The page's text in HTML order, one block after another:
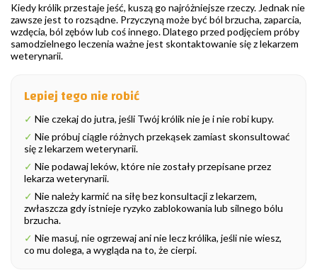
Kiedy królik przestaje jeść, kuszą go najróżniejsze rzeczy. Jednak nie
zawsze jest to rozsądne. Przyczyną może być ból brzucha, zaparcia,
wzdęcia, ból zębów lub coś innego. Dlatego przed podjęciem próby
samodzielnego leczenia ważne jest skontaktowanie się z lekarzem
weterynarii.
Lepiej tego nie robić
✓ Nie czekaj do jutra, jeśli Twój królik nie je i nie robi kupy.
✓ Nie próbuj ciągle różnych przekąsek zamiast skonsultować
się z lekarzem weterynarii.
✓ Nie podawaj leków, które nie zostały przepisane przez
lekarza weterynarii.
✓ Nie należy karmić na siłę bez konsultacji z lekarzem,
zwłaszcza gdy istnieje ryzyko zablokowania lub silnego bólu
brzucha.
✓ Nie masuj, nie ogrzewaj ani nie lecz królika, jeśli nie wiesz,
co mu dolega, a wygląda na to, że cierpi.